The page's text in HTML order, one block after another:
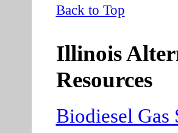
Back to Top
Illinois
Resources
Biodiesel